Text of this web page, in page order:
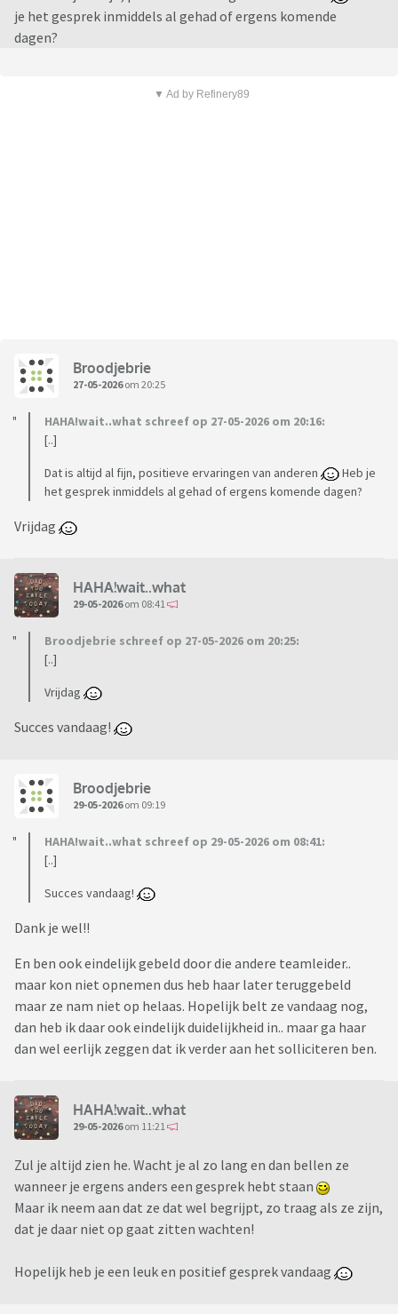
je het gesprek inmiddels al gehad of ergens komende
dagen?
▼ Ad by Refinery89
Broodjebrie
27-05-2026om 20:25
HAHA!wait..what schreef op 27-05-2026 om 20:16:
[..]
Dat is altijd al fijn, positieve ervaringen van anderen
Heb je
het gesprek inmiddels al gehad of ergens komende dagen?
Vrijdag
HAHA!wait..what
29-05-2026om 08:41
Broodjebrie schreef op 27-05-2026 om 20:25:
[..]
Vrijdag
Succes vandaag!
Broodjebrie
29-05-2026om 09:19
HAHA!wait..what schreef op 29-05-2026 om 08:41:
[..]
Succes vandaag!
Dank je wel!!
En ben ook eindelijk gebeld door die andere teamleider..
maar kon niet opnemen dus heb haar later teruggebeld
maar ze nam niet op helaas. Hopelijk belt ze vandaag nog,
dan heb ik daar ook eindelijk duidelijkheid in.. maar ga haar
dan wel eerlijk zeggen dat ik verder aan het solliciteren ben.
HAHA!wait..what
29-05-2026om 11:21
Zul je altijd zien he. Wacht je al zo lang en dan bellen ze
wanneer je ergens anders een gesprek hebt staan
Maar ik neem aan dat ze dat wel begrijpt, zo traag als ze zijn,
dat je daar niet op gaat zitten wachten!
Hopelijk heb je een leuk en positief gesprek vandaag